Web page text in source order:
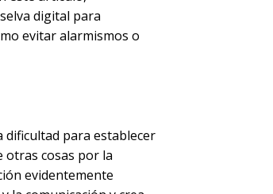
digital para
evitar alarmismos o
dificultad para establecer
otras cosas por la
evidentemente